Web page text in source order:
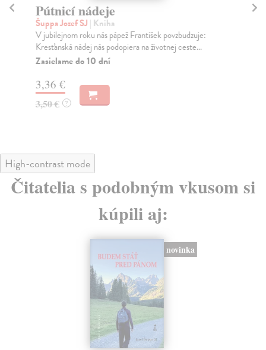
Pútnicí nádeje
Šuppa Jozef SJ | Kniha
V jubilejnom roku nás pápež František povzbudzuje:
Kresťanská nádej nás podopiera na životnej ceste...
Zasielame do 10 dní
3,36 €
3,50 € ?
High-contrast mode
Čitatelia s podobným vkusom si
kúpili aj:
novinka